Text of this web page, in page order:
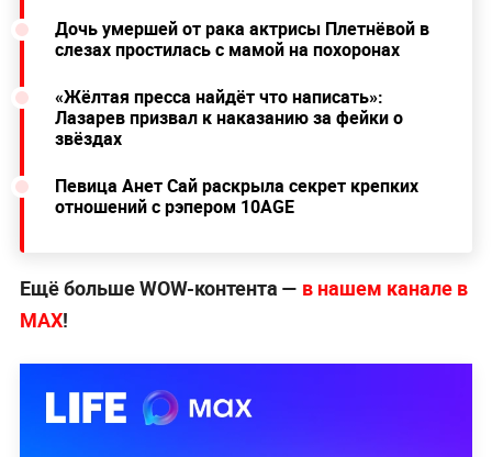
Дочь умершей от рака актрисы Плетнёвой в
слезах простилась с мамой на похоронах
«Жёлтая пресса найдёт что написать»:
Лазарев призвал к наказанию за фейки о
звёздах
Певица Анет Сай раскрыла секрет крепких
отношений с рэпером 10AGE
Ещё больше WOW-контента — в нашем канале в
МАХ!